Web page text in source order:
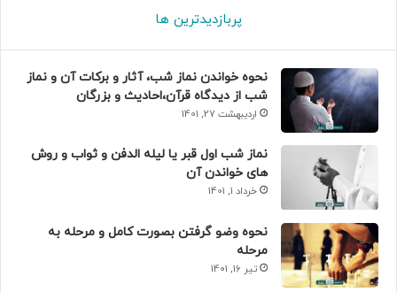
پربازدیدترین ها
نحوه خواندن نماز شب، آثار و برکات آن و نماز
شب از دیدگاه قرآن،احادیث و بزرگان
اردیبهشت 27, 1401
نماز شب اول قبر یا لیله الدفن و ثواب و روش
های خواندن آن
خرداد 1, 1401
نحوه وضو گرفتن بصورت کامل و مرحله به
مرحله
تیر 16, 1401